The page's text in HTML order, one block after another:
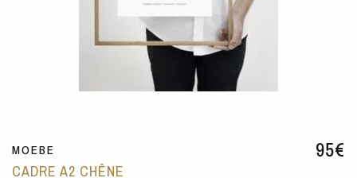
95€
MOEBE
CADRE A2 CHÊNE